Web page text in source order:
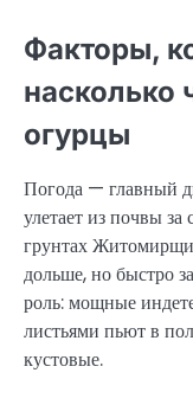
Факторы,
насколько
огурцы
Погода — главный
улетает из почвы
грунтах
дольше, но быстро
роль: мощные
листьями пьют в
кустовые.